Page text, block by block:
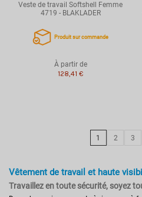
Veste de travail Softshell Femme
4719 - BLAKLADER
Produit sur commande
À partir de
128,41 €
1 2 3
Vêtement de travail et haute
Travaillez en toute sécurité, soyez